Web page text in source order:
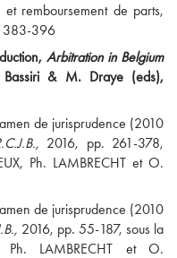
remboursement de parts,
383-396
Arbitration in Belgium
& M. Draye (eds),
de jurisprudence (2010
2016, pp. 261-378,
Ph. LAMBRECHT et O.
de jurisprudence (2010
2016, pp. 55-187, sous la
LAMBRECHT et O.